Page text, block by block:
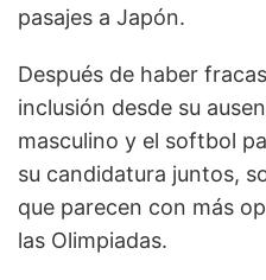
pasajes a Japón.
Después de haber
inclusión desde su
masculino y el softbol
su candidatura juntos,
que parecen con más
las Olimpiadas.